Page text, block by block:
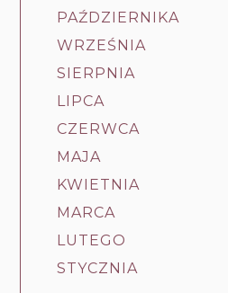
PAŹDZIERNIKA
WRZEŚNIA
SIERPNIA
LIPCA
CZERWCA
MAJA
KWIETNIA
MARCA
LUTEGO
STYCZNIA